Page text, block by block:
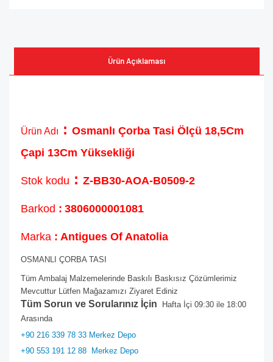
Ürün Açıklaması
Ürün Adı : Osmanlı Çorba Tasi Ölçü 18,5Cm
Çapi 13Cm Yüksekliği
Stok kodu : Z-BB30-AOA-B0509-2
Barkod : 3806000001081
Marka : Antigues Of Anatolia
OSMANLI ÇORBA TASI
Tüm Ambalaj Malzemelerinde Baskılı Baskısız Çözümlerimiz
Mevcuttur Lütfen Mağazamızı Ziyaret Ediniz
Tüm Sorun ve Sorularınız İçin Hafta İçi 09:30 ile 18:00
Arasında
+90 216 339 78 33 Merkez Depo
+90 553 191 12 88 Merkez Depo